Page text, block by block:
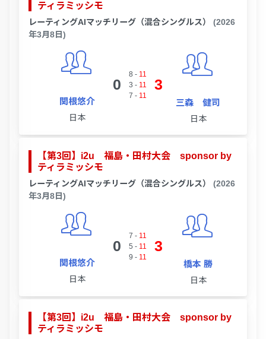
ティラミッシモ
レーティングAIマッチリーグ（混合シングルス）
(2026
年3月8日)
関根悠介
日本
0
8 - 11
3 - 11
7 - 11
3
三森 健司
日本
【第3回】i2u 福島・田村大会 sponsor by
ティラミッシモ
レーティングAIマッチリーグ（混合シングルス）
(2026
年3月8日)
関根悠介
日本
0
7 - 11
5 - 11
9 - 11
3
橋本 勝
日本
【第3回】i2u 福島・田村大会 sponsor by
ティラミッシモ